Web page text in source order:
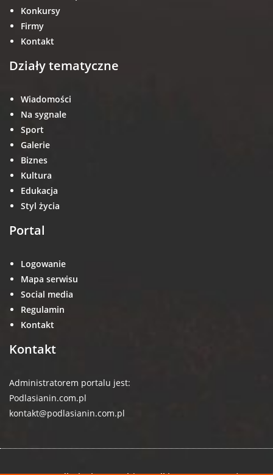
Konkursy
Firmy
Kontakt
Działy tematyczne
Wiadomości
Na sygnale
Sport
Galerie
Biznes
Kultura
Edukacja
Styl życia
Portal
Logowanie
Mapa serwisu
Social media
Regulamin
Kontakt
Kontakt
Administratorem portalu jest:
Podlasianin.com.pl
kontakt@podlasianin.com.pl